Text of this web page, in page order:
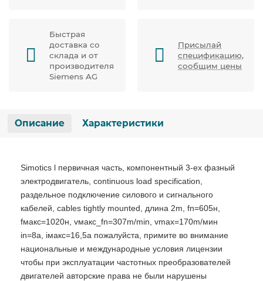
Быстрая
доставка со
склада и от
производителя
Siemens AG
Присылай
спецификацию,
сообщим цены
Описание Характеристики
Simotics l первичная часть, компонентный 3-ех фазный
электродвигатель, continuous load specification,
раздельное подключение силового и сигнального
кабелей, cables tightly mounted, длина 2m, fn=605н,
fмакс=1020н, vмакс_fn=307m/min, vmax=170m/мин
in=8a, iмакс=16,5a пожалуйста, примите во внимание
национальные и международные условия лицензии
чтобы при эксплуатации частотных преобразователей
двигателей авторские права не были нарушены